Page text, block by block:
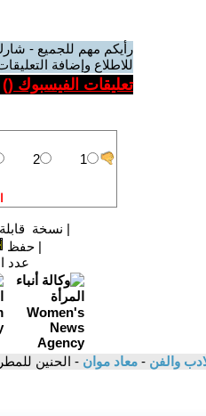
رأيكم مهم للجميع -
للاطلاع وإضافة
تعليقات الفيسبوك ()
| نسخة
|حفظ
عدد
والفن - معاد موان - الحنين للمطر